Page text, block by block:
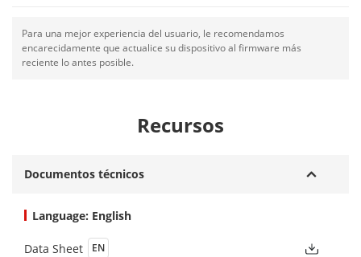
Para una mejor experiencia del usuario, le recomendamos
encarecidamente que actualice su dispositivo al firmware más
reciente lo antes posible.
Recursos
Documentos técnicos
Language: English
Data Sheet EN